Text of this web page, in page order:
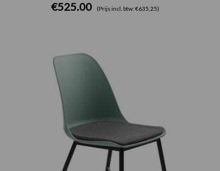
€525.00 (Prijs incl. btw: €635,25)